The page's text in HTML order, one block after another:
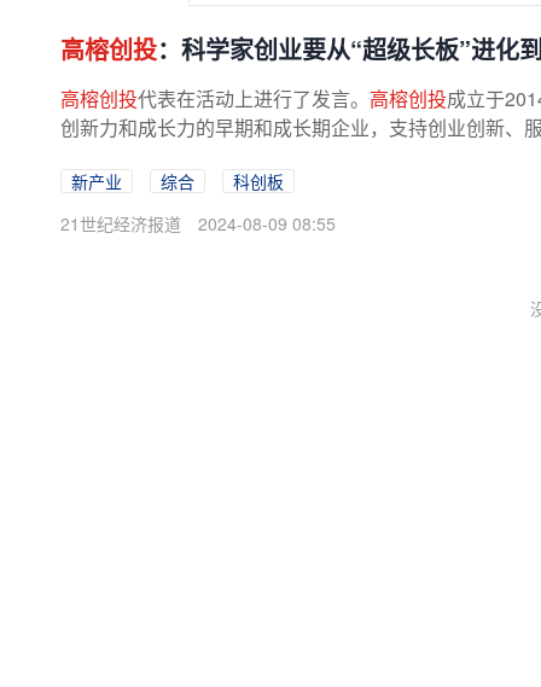
高榕创投：科学家创业要从“超级长板”进化
高榕创投代表在活动上进行了发言。 高榕创投成立于
创新力和成长力的早期和成长期企业，支持创业创新、
新产业 综合
科创板
21世纪经济报道
2024-08-09 08:55